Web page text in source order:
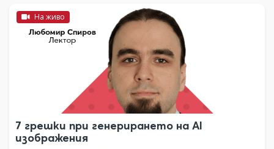
На живо
7 грешки при генерирането на AI
изображения